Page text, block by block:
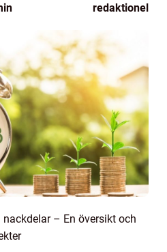
redaktionel
– En översikt och